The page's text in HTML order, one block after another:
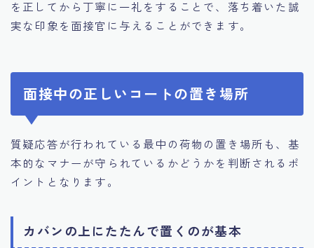
を正してから丁寧に一礼をすることで、落ち着いた誠
実な印象を面接官に与えることができます。
面接中の正しいコートの置き場所
質疑応答が行われている最中の荷物の置き場所も、基
本的なマナーが守られているかどうかを判断されるポ
イントとなります。
カバンの上にたたんで置くのが基本